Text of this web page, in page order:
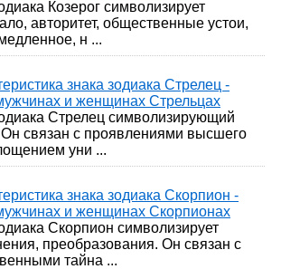
Козерог символизирует
авторитет, общественные устои,
н ...
знака зодиака Стрелец -
и женщинах Стрельцах
Стрелец символизирующий
Он связан с проявлениями высшего
уни ...
знака зодиака Скорпион -
и женщинах Скорпионах
Скорпион символизирует
преобразования. Он связан с
тайна ...